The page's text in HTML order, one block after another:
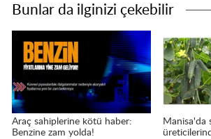
Bunlar da ilginizi çekebilir
Araç sahiplerine kötü haber:
Benzine zam yolda!
Manisa'da